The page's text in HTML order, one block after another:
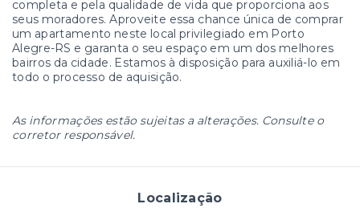
completa e pela qualidade de vida que proporciona aos
seus moradores. Aproveite essa chance única de comprar
um apartamento neste local privilegiado em Porto
Alegre-RS e garanta o seu espaço em um dos melhores
bairros da cidade. Estamos à disposição para auxiliá-lo em
todo o processo de aquisição.
As informações estão sujeitas a alterações. Consulte o
corretor responsável.
Localização